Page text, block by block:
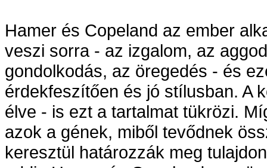
Hamer és Copeland az ember
veszi sorra - az izgalom, az
gondolkodás, az öregedés - és
érdekfeszítően és jó stílusban. A
élve - is ezt a tartalmat tükrözi.
azok a gének, miből tevődnek
keresztül határozzák meg